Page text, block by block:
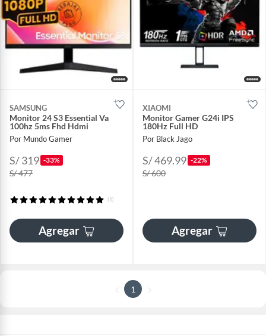
SAMSUNG
Monitor 24 S3 Essential Va
100hz 5ms Fhd Hdmi
Por Mundo Gamer
S/ 319 -33%
S/ 477
(1)
Agregar
XIAOMI
Monitor Gamer G24i IPS
180Hz Full HD
Por Black Jago
S/ 469.99 -22%
S/ 600
Agregar
1